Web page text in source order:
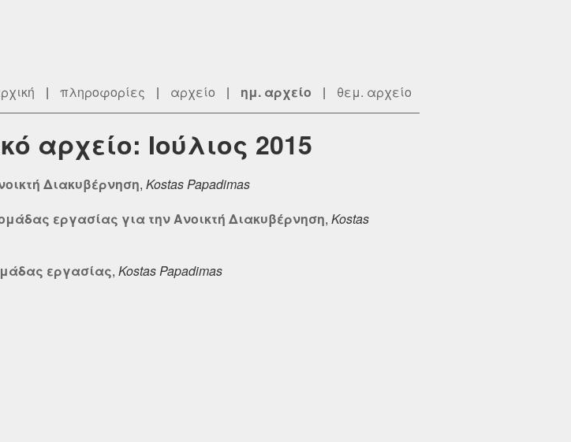
| πληροφορίες | αρχείο | ημ. αρχείο | θεμ. αρχείο
αρχείο: Ιούλιος 2015
Διακυβέρνηση, Kostas Papadimas
εργασίας για την Ανοικτή Διακυβέρνηση, Kostas
εργασίας, Kostas Papadimas